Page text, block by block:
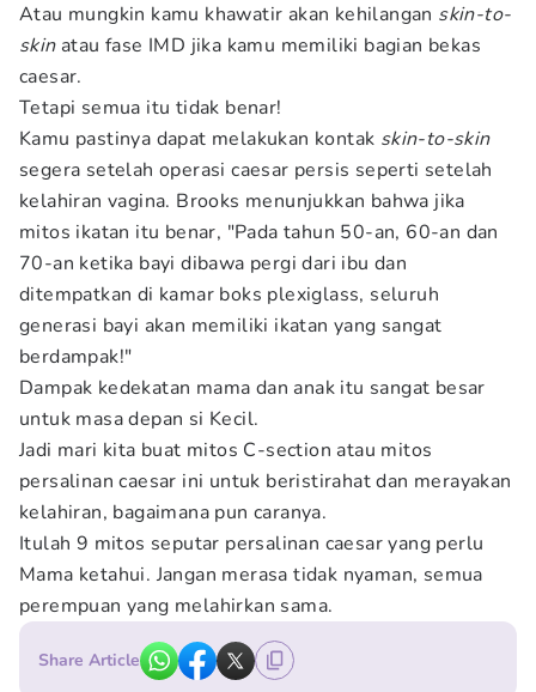
Atau mungkin kamu khawatir akan kehilangan skin-to-
skinatau fase IMD jika kamu memiliki bagian bekas
caesar.
Tetapi semua itu tidak benar!
Kamu pastinya dapat melakukan kontak skin-to-skin
segera setelah operasi caesar persis seperti setelah
kelahiran vagina. Brooks menunjukkan bahwa jika
mitos ikatan itu benar, "Pada tahun 50-an, 60-an dan
70-an ketika bayi dibawa pergi dari ibu dan
ditempatkan di kamar boks plexiglass, seluruh
generasi bayi akan memiliki ikatan yang sangat
berdampak!"
Dampak kedekatan mama dan anak itu sangat besar
untuk masa depan si Kecil.
Jadi mari kita buat mitos C-section atau mitos
persalinan caesar ini untuk beristirahat dan merayakan
kelahiran, bagaimana pun caranya.
Itulah 9 mitos seputar persalinan caesar yang perlu
Mama ketahui. Jangan merasa tidak nyaman, semua
perempuan yang melahirkan sama.
Share Article